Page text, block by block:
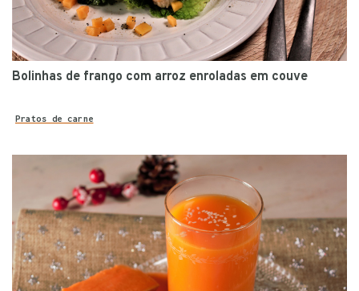
Bolinhas de frango com arroz enroladas em couve
Pratos de carne